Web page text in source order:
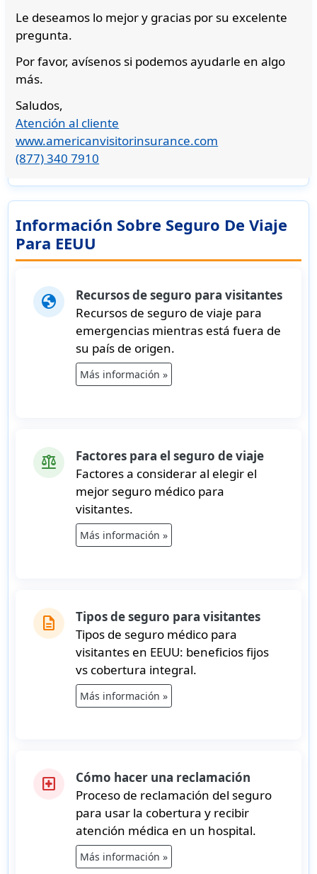
Le deseamos lo mejor y gracias por su excelente
pregunta.
Por favor, avísenos si podemos ayudarle en algo
más.
Saludos,
Atención al cliente
www.americanvisitorinsurance.com
(877) 340 7910
Información Sobre Seguro De Viaje
Para EEUU
globe
Recursos de seguro para visitantes
Recursos de seguro de viaje para
emergencias mientras está fuera de
su país de origen.
Más información »
balance
Factores para el seguro de viaje
Factores a considerar al elegir el
mejor seguro médico para
visitantes.
Más información »
description
Tipos de seguro para visitantes
Tipos de seguro médico para
visitantes en EEUU: beneficios fijos
vs cobertura integral.
Más información »
local_hospital
Cómo hacer una reclamación
Proceso de reclamación del seguro
para usar la cobertura y recibir
atención médica en un hospital.
Más información »